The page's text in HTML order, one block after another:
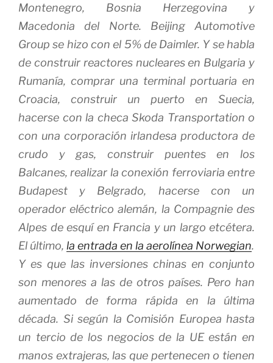
Montenegro, Bosnia Herzegovina y
Macedonia del Norte. Beijing Automotive
Group se hizo con el 5% de Daimler. Y se habla
de construir reactores nucleares en Bulgaria y
Rumanía, comprar una terminal portuaria en
Croacia, construir un puerto en Suecia,
hacerse con la checa Skoda Transportation o
con una corporación irlandesa productora de
crudo y gas, construir puentes en los
Balcanes, realizar la conexión ferroviaria entre
Budapest y Belgrado, hacerse con un
operador eléctrico alemán, la Compagnie des
Alpes de esquí en Francia y un largo etcétera.
El último, la entrada en la aerolínea Norwegian.
Y es que las inversiones chinas en conjunto
son menores a las de otros países. Pero han
aumentado de forma rápida en la última
década. Si según la Comisión Europea hasta
un tercio de los negocios de la UE están en
manos extrajeras, las que pertenecen o tienen